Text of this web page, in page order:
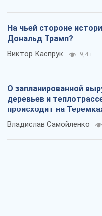
На чьей стороне
Дональд Трамп?
Виктор Каспрук 9,4 т.
О запланированной
деревьев и
происходит на
Владислав Самойленко